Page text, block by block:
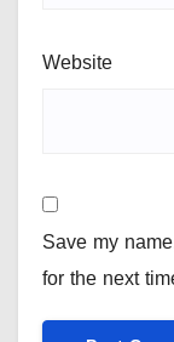
Website
Save my
for the next